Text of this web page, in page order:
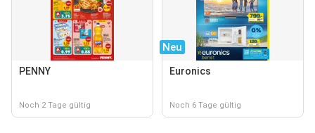
PENNY
Noch 2 Tage gültig
Neu
Euronics
Noch 6 Tage gültig